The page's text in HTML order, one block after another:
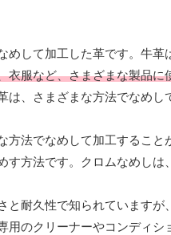
めして加工した革です。牛革
衣服など、さまざまな製品に
は、さまざまな方法でなめし
方法でなめして加工するこ
す方法です。クロムなめしは
と耐久性で知られています
用のクリーナーやコンディシ